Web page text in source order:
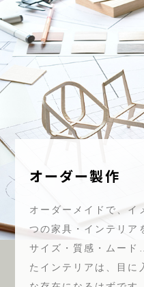
オーダー製作
オーダーメイドで、イ
つの家具・インテリア
サイズ・質感・ムード
たインテリアは、目に